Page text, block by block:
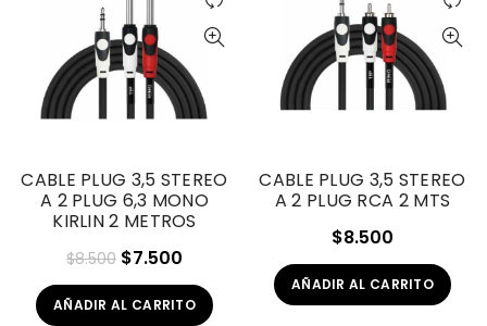
CABLE PLUG 3,5 STEREO
A 2 PLUG 6,3 MONO
KIRLIN 2 METROS
$8.500 El
precio
original
$7.500
precio
actual
AÑADIR AL CARRITO
CABLE PLUG 3,5 STEREO
A 2 PLUG RCA 2 MTS
$8.500
AÑADIR AL CARRITO